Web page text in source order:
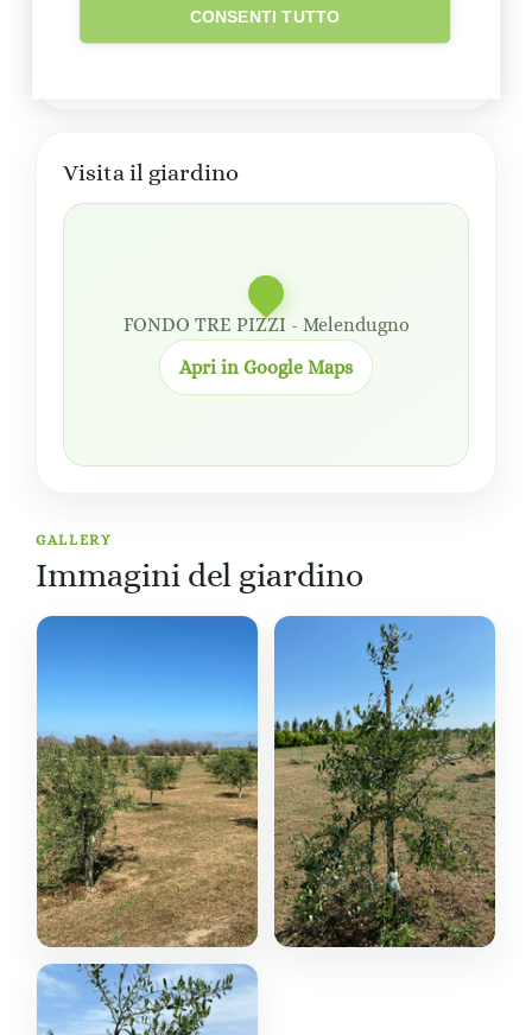
Visita il giardino
FONDO TRE PIZZI - Melendugno
Apri in Google Maps
GALLERY
Immagini del giardino
CONSENTI TUTTO